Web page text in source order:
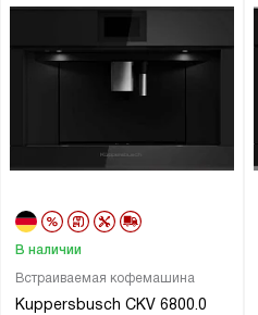
Встраиваемая кофемашина
Kuppersbusch CKV 6800.0
В наличии